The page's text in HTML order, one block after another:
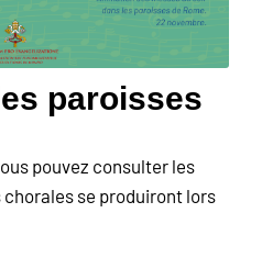
paroisses
pouvez consulter les
chorales se produiront lors